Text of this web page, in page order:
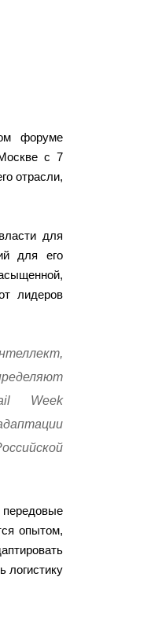
форуме
с 7
отрасли,
для
для его
лидеров
Week
опытом,
логистику